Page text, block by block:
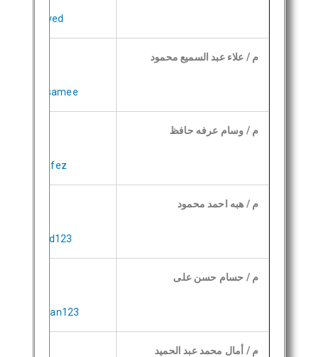
م / علاء عبد السميع محمود
Abd-El_samee
م / وسام عرفه حافظ
م / هبه احمد محمود
م / حسام حسن على
م / أمال محمد عبد الحميد